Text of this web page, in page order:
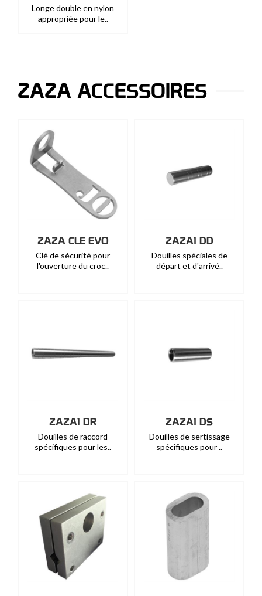
Longe double en nylon
appropriée pour le..
ZAZA ACCESSOIRES
ZAZA CLE EVO
Clé de sécurité pour
l'ouverture du croc..
ZAZA1 DD
Douilles spéciales de
départ et d'arrivé..
ZAZA1 DR
Douilles de raccord
spécifiques pour les..
ZAZA1 DS
Douilles de sertissage
spécifiques pour ..